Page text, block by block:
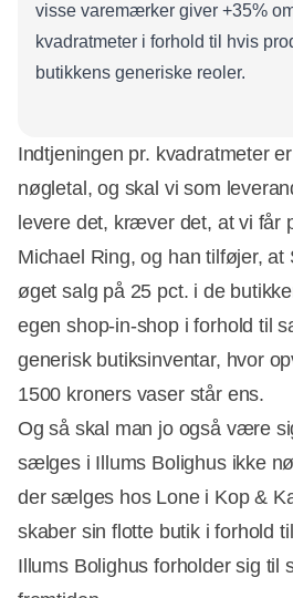
visse varemærker giver +35%
kvadratmeter i forhold til hvis
butikkens generiske reoler.
Indtjeningen pr. kvadratmeter
nøgletal, og skal vi som
levere det, kræver det, at vi får
Michael Ring, og han tilføjer, at
øget salg på 25 pct. i de
egen shop-in-shop i forhold til
generisk butiksinventar, hvor
1500 kroners vaser står ens.
Og så skal man jo også være
sælges i Illums Bolighus ikke
der sælges hos Lone i Kop &
skaber sin flotte butik i forhold
Illums Bolighus forholder sig til